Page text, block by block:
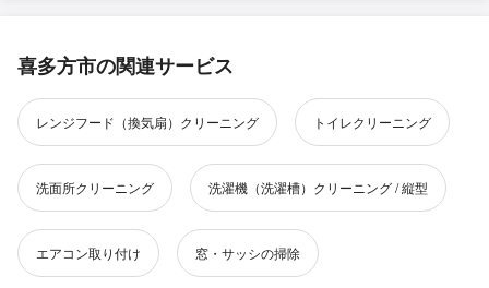
喜多方市の関連サービス
レンジフード（換気扇）クリーニング トイレクリーニング
洗面所クリーニング 洗濯機（洗濯槽）クリーニング / 縦型
エアコン取り付け 窓・サッシの掃除